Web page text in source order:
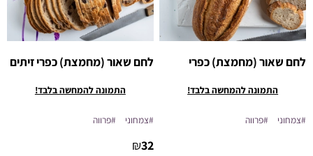
לחם שאור (מחמצת) כפרי
התמונה להמחשה בלבד!
#צמחוני #פרווה
לחם שאור (מחמצת) כפרי זיתים
התמונה להמחשה בלבד!
#צמחוני #פרווה
32
₪